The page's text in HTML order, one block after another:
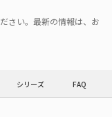
さい。最新の情報は、お
シリーズ FAQ